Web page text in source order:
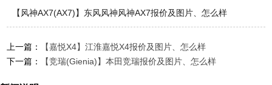
【风神AX7(AX7)】东风风神风神AX7报价及图片、怎么样
上一篇：
【嘉悦X4】江淮嘉悦X4报价及图片、怎么样
下一篇：
【竞瑞(Gienia)】本田竞瑞报价及图片、怎么样